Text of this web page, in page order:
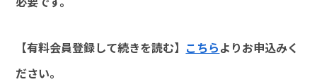
【有料会員登録して続きを読む】 こちらよりお申込みく
ださい。